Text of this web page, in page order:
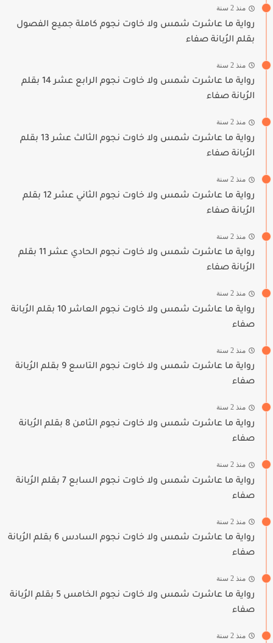
منذ 2 سنة
رواية ما عاشرت شمس ولا خاوت نجوم كاملة جميع الفصول
بقلم الرُبانة صفاء
منذ 2 سنة
رواية ما عاشرت شمس ولا خاوت نجوم الرابع عشر 14 بقلم
الرُبانة صفاء
منذ 2 سنة
رواية ما عاشرت شمس ولا خاوت نجوم الثالث عشر 13 بقلم
الرُبانة صفاء
منذ 2 سنة
رواية ما عاشرت شمس ولا خاوت نجوم الثاني عشر 12 بقلم
الرُبانة صفاء
منذ 2 سنة
رواية ما عاشرت شمس ولا خاوت نجوم الحادي عشر 11 بقلم
الرُبانة صفاء
منذ 2 سنة
رواية ما عاشرت شمس ولا خاوت نجوم العاشر 10 بقلم الرُبانة
صفاء
منذ 2 سنة
رواية ما عاشرت شمس ولا خاوت نجوم التاسع 9 بقلم الرُبانة
صفاء
منذ 2 سنة
رواية ما عاشرت شمس ولا خاوت نجوم الثامن 8 بقلم الرُبانة
صفاء
منذ 2 سنة
رواية ما عاشرت شمس ولا خاوت نجوم السابع 7 بقلم الرُبانة
صفاء
منذ 2 سنة
رواية ما عاشرت شمس ولا خاوت نجوم السادس 6 بقلم الرُبانة
صفاء
منذ 2 سنة
رواية ما عاشرت شمس ولا خاوت نجوم الخامس 5 بقلم الرُبانة
صفاء
منذ 2 سنة